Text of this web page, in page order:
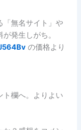
「無名サイト」や
発生しがち。
の価格より
ト欄へ。よりよい